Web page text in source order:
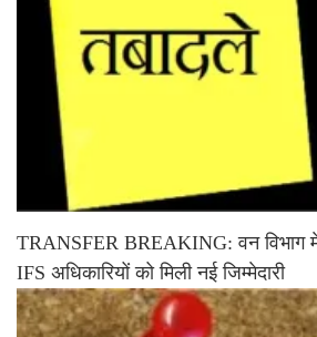
TRANSFER BREAKING: वन विभाग
IFS अधिकारियों को मिली नई जिम्मेदारी